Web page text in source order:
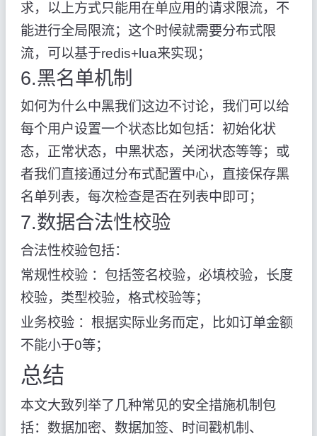
求，以上方式只能用在单应用的请求限流，不
能进行全局限流；这个时候就需要分布式限
流，可以基于redis+lua来实现；
6.黑名单机制
如何为什么中黑我们这边不讨论，我们可以给
每个用户设置一个状态比如包括：初始化状
态，正常状态，中黑状态，关闭状态等等；或
者我们直接通过分布式配置中心，直接保存黑
名单列表，每次检查是否在列表中即可；
7.数据合法性校验
合法性校验包括：
常规性校验 ：包括签名校验，必填校验，长度
校验，类型校验，格式校验等；
业务校验 ：根据实际业务而定，比如订单金额
不能小于0等；
总结
本文大致列举了几种常见的安全措施机制包
括：数据加密、数据加签、时间戳机制、